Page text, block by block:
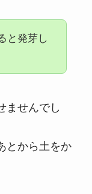
と発芽し
ませんでし
とから土をか